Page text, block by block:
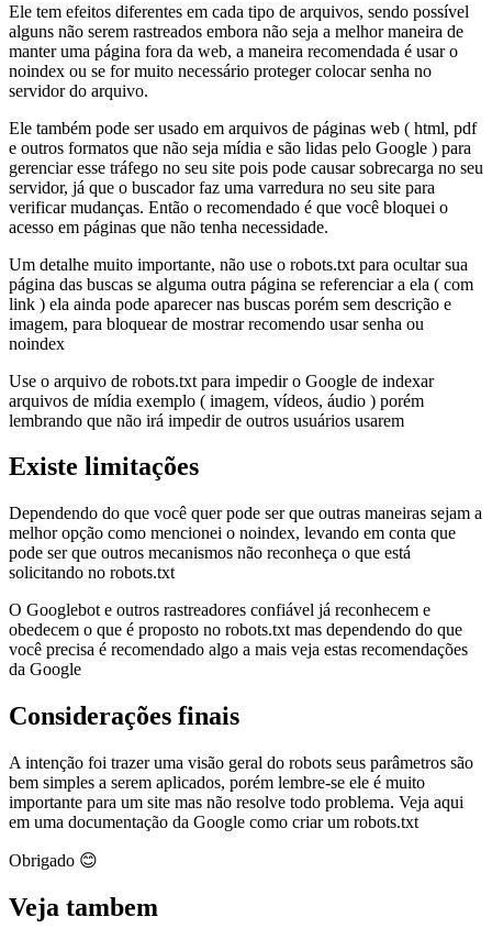
Ele tem efeitos diferentes em cada tipo de arquivos, sendo possível
alguns não serem rastreados embora não seja a melhor maneira de
manter uma página fora da web, a maneira recomendada é usar o
noindex ou se for muito necessário proteger colocar senha no
servidor do arquivo.
Ele também pode ser usado em arquivos de páginas web ( html, pdf
e outros formatos que não seja mídia e são lidas pelo Google ) para
gerenciar esse tráfego no seu site pois pode causar sobrecarga no seu
servidor, já que o buscador faz uma varredura no seu site para
verificar mudanças. Então o recomendado é que você bloquei o
acesso em páginas que não tenha necessidade.
Um detalhe muito importante, não use o robots.txt para ocultar sua
página das buscas se alguma outra página se referenciar a ela ( com
link ) ela ainda pode aparecer nas buscas porém sem descrição e
imagem, para bloquear de mostrar recomendo usar senha ou
noindex
Use o arquivo de robots.txt para impedir o Google de indexar
arquivos de mídia exemplo ( imagem, vídeos, áudio ) porém
lembrando que não irá impedir de outros usuários usarem
Existe limitações
Dependendo do que você quer pode ser que outras maneiras sejam a
melhor opção como mencionei o noindex, levando em conta que
pode ser que outros mecanismos não reconheça o que está
solicitando no robots.txt
O Googlebot e outros rastreadores confiável já reconhecem e
obedecem o que é proposto no robots.txt mas dependendo do que
você precisa é recomendado algo a mais veja estas recomendações
da Google
Considerações finais
A intenção foi trazer uma visão geral do robots seus parâmetros são
bem simples a serem aplicados, porém lembre-se ele é muito
importante para um site mas não resolve todo problema. Veja aqui
em uma documentação da Google como criar um robots.txt
Obrigado 😊
Veja tambem